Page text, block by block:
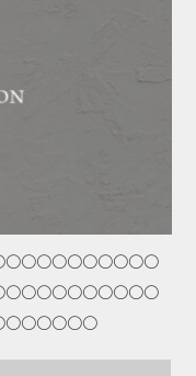
〇〇〇〇〇〇〇〇〇
〇〇〇〇〇〇〇〇〇
〇〇〇〇〇〇